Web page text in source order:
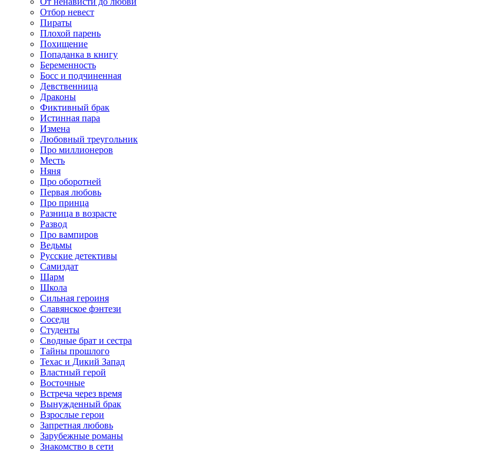
Отбор невест
Пираты
Плохой парень
Похищение
Попаданка в книгу
Беременность
Босс и подчиненная
Девственница
Драконы
Фиктивный брак
Истинная пара
Измена
Любовный треугольник
Про миллионеров
Месть
Няня
Про оборотней
Первая любовь
Про принца
Разница в возрасте
Развод
Про вампиров
Ведьмы
Русские детективы
Самиздат
Шарм
Школа
Сильная героиня
Славянское фэнтези
Соседи
Студенты
Сводные брат и сестра
Тайны прошлого
Техас и Дикий Запад
Властный герой
Восточные
Встреча через время
Вынужденный брак
Взрослые герои
Запретная любовь
Зарубежные романы
Знакомство в сети